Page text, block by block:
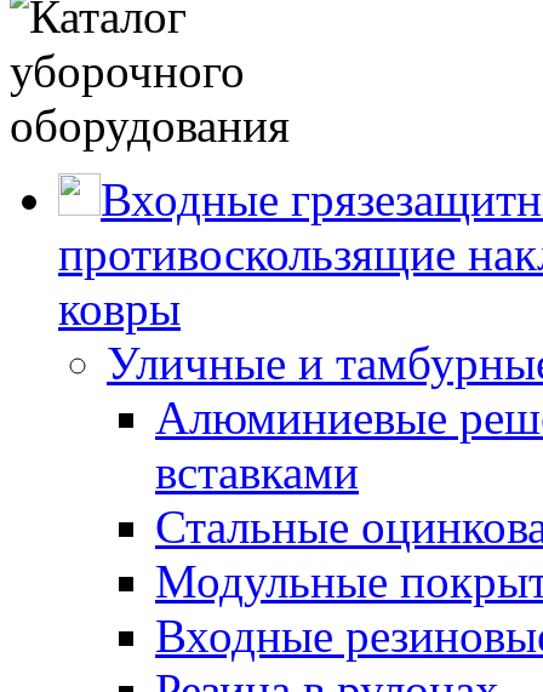
Входные
противоскользящие
ковры
Уличные и
Алюминиевые
вставками
Стальные
Модульные
Входные